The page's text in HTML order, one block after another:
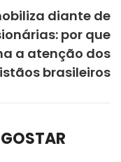
diante de
por que
a atenção dos
brasileiros